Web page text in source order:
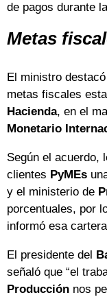
de pagos durante
Metas
El ministro
metas fiscales
Hacienda, en el
Monetario
Según el acuerdo,
clientes PyMEs
y el ministerio de
porcentuales, por
informó esa
El presidente del
señaló que “el
Producción nos